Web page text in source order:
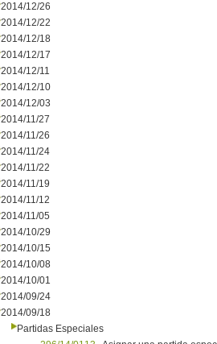
2014/12/26
2014/12/22
2014/12/18
2014/12/17
2014/12/11
2014/12/10
2014/12/03
2014/11/27
2014/11/26
2014/11/24
2014/11/22
2014/11/19
2014/11/12
2014/11/05
2014/10/29
2014/10/15
2014/10/08
2014/10/01
2014/09/24
2014/09/18
Partidas Especiales